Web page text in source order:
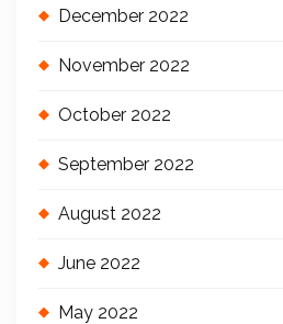
December 2022
November 2022
October 2022
September 2022
August 2022
June 2022
May 2022